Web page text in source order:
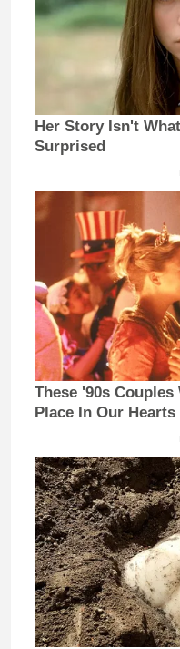
Her Story Isn't
Surprised
These '90s
Place In Our Hearts